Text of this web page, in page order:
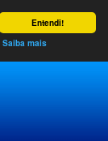
Entendi!
Saiba mais